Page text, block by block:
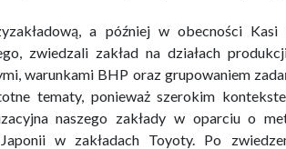
a później w obecności Kasi
zwiedzali zakład na działach
warunkami BHP oraz grupowaniem
tematy, ponieważ szerokim
naszego zakłady w oparciu o
w zakładach Toyoty. Po